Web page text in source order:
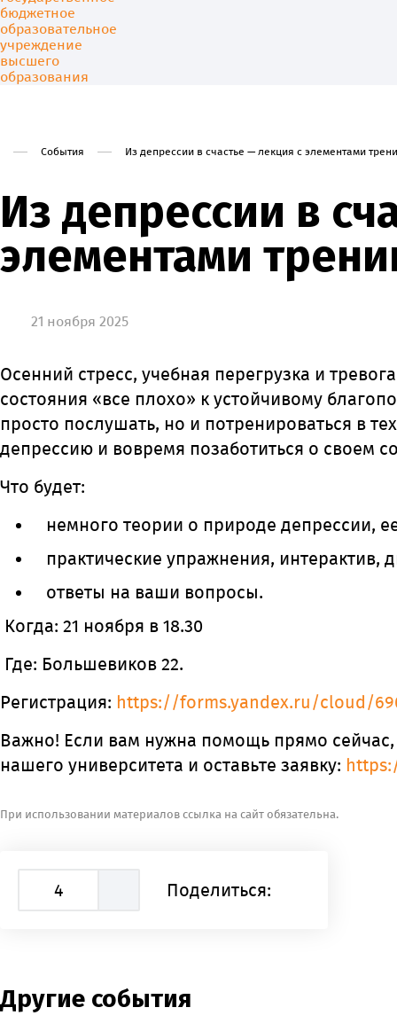
События Из депрессии в счастье — лекция с элементами
Из депрессии в
элементами
21 ноября 2025
Осенний стресс, учебная перегрузка и
состояния «все плохо» к устойчивому
просто послушать, но и потренироваться в
депрессию и вовремя позаботиться о своем
Что будет:
немного теории о природе депрессии,
практические упражнения, интерактив,
ответы на ваши вопросы.
Когда: 21 ноября в 18.30
Где: Большевиков 22.
Регистрация: https://forms.yandex.ru/cloud/
Важно! Если вам нужна помощь прямо
нашего университета и оставьте заявку:
При использовании материалов ссылка на сайт обязательна.
4 Поделиться:
Другие события